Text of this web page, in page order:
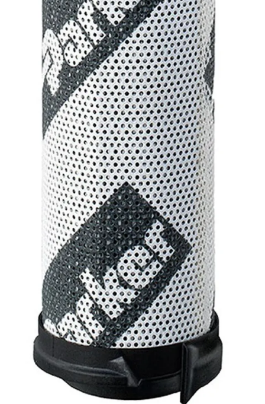
Tekninen tuki
Sylinterilaskuri
Sähköteholaskuri
Virtausnopeuslaskuri
Hammaspyöräpumpun tilavuuslaskuri
Hydrauliteholaskuri
Teollisuusletkuhaku
Suodatinhaku
Magneettikelahaku
Meistä
Tarina
Avoimet työpaikat
Ympäristöpolitiikka
Messut ja tapahtumat
Laskutustiedot
Tilinavaushakemus
Jälleenmyyjät
Yhteystiedot
Pääkonttori ja logistiikkakeskus
Salhydro Nurmijärvi
Salhydro Tampere
Salhydro Jyväskylä
Salhydro Kuopio
Salhydro Oulu
Salhydro Turku
Salhydro Lahti
Salhydro Pori
Hydromarket Helsinki, Suutarila
Hydromarket Helsinki, Konala
Hydromarket Kerava
© SALHYDRO OY2026
Ilvesvuorenkatu 10, 01900 Nurmijärvi
020 1133 500